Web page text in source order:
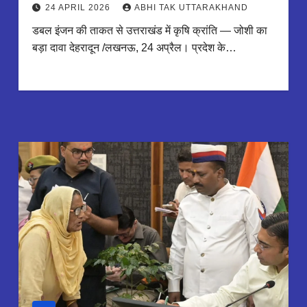
24 APRIL 2026 ABHI TAK UTTARAKHAND
डबल इंजन की ताकत से उत्तराखंड में कृषि क्रांति — जोशी का
बड़ा दावा देहरादून /लखनऊ, 24 अप्रैल। प्रदेश के…